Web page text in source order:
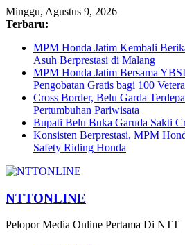
Minggu, Agustus 9, 2026
Terbaru:
MPM Honda Jatim Kembali
Asuh Berprestasi di Malang
MPM Honda Jatim Bersama
Pengobatan Gratis bagi 100
Cross Border, Belu Garda
Pertumbuhan Pariwisata
Bupati Belu Buka Garuda Sakti
Konsisten Berprestasi, MPM
Safety Riding Honda
NTTONLINE
Pelopor Media Online Pertama Di NTT